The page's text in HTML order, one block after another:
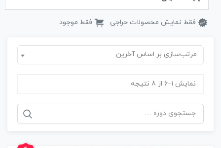
فقط نمایش محصولات حراجی فقط موجود
مرتب‌سازی بر اساس آخرین
نمایش 1–6 از 8 نتیجه
جستجو
برای: